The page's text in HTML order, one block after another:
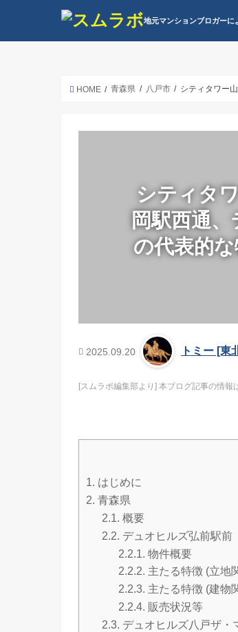
地元マンションブロガーに
HOME 青森県 八戸市 シティタワー
シティタ
岡駅西通
の代表的
2025.09.20 トミー [東
[スムラボ編集部より] 本ブログ記事の情
1. はじめに
2. 青森県
2.1. 概要
2.2. デュオヒルズ弘前駅前
2.2.1. 物件概要
2.2.2. 主たる特徴 (立地
2.2.3. 主たる特徴 (建物
2.2.4. 販売状況等
2.3. デュオヒルズ八戸ザ・